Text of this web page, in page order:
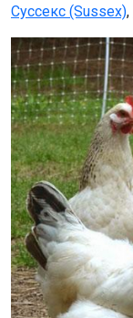
Суссекс (Sussex),